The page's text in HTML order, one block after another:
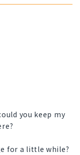
could you keep my
for a little while?